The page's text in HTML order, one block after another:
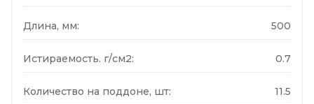
Длина, мм: 500
Истираемость. г/см2: 0.7
Количество на поддоне, шт: 11.5